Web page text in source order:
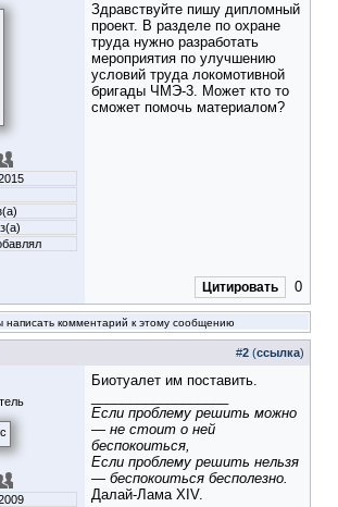
Здравствуйте пишу дипломный
проект. В разделе по охране
труда нужно разработать
мероприятия по улучшению
условий труда локомотивной
бригады ЧМЭ-3. Может кто то
сможет помочь материалом?
Цитировать 0
написать комментарий к этому сообщению
#2 (ссылка)
Биотуалет им поставить.
Если проблему решить можно
— не стоит о ней
беспокоиться,
Если проблему решить нельзя
— беспокоиться бесполезно.
Далай-Лама XIV.